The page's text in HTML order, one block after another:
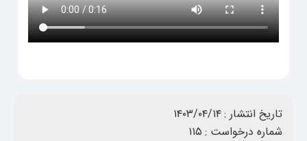
تاریخ انتشار :۱۴۰۳/۰۴/۱۴
شماره درخواست : ۱۱۵